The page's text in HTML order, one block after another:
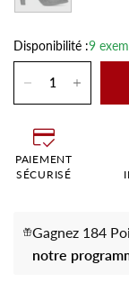
Disponibilité :9
PAIEMENT
SÉCURISÉ
Gagnez 184
notre